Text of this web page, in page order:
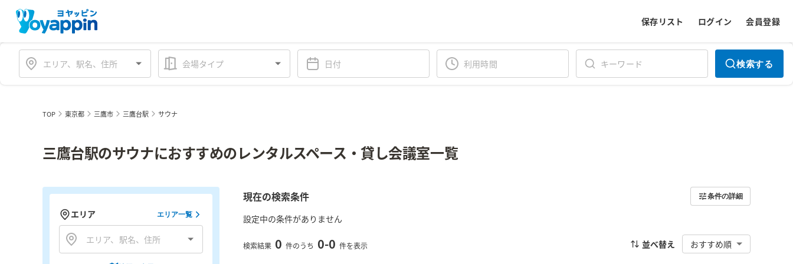
保存リスト ログイン 会員登録
会場タイプ 検索する
TOP 東京都 三鷹市 三鷹台駅 サウナ
三鷹台駅のサウナにおすすめのレンタルスペース・貸し会議室一覧
現在の検索条件 条件の詳細
設定中の条件がありません
検索結果 0 件のうち 0-0 件を表示 並べ替え おすすめ順
エリア エリア一覧